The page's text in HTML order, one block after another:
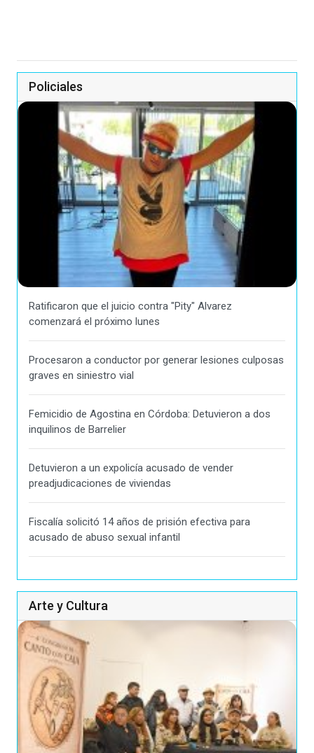
Policiales
Ratificaron que el juicio contra "Pity" Alvarez
comenzará el próximo lunes
Procesaron a conductor por generar lesiones culposas
graves en siniestro vial
Femicidio de Agostina en Córdoba: Detuvieron a dos
inquilinos de Barrelier
Detuvieron a un expolicía acusado de vender
preadjudicaciones de viviendas
Fiscalía solicitó 14 años de prisión efectiva para
acusado de abuso sexual infantil
Arte y Cultura